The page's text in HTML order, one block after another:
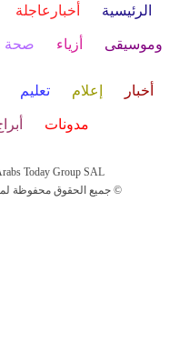
الرئيسية أخبارعاجلة
وموسيقى أزياء صحة
أخبار إعلام تعليم
مدونات
Today Group SAL
جميع الحقوق محفوظة لمجموعة العرب اليوم الاعلامية 2025 ©